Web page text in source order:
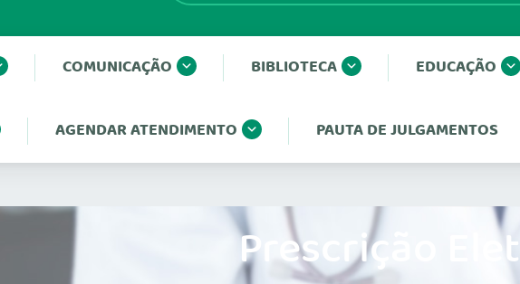
COMUNICAÇÃO BIBLIOTECA EDUCAÇÃO
AGENDAR ATENDIMENTO PAUTA DE JULGAMENTOS
Prescrição